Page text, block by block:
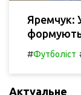
Яремчук:
#Футболіст
Актуальне